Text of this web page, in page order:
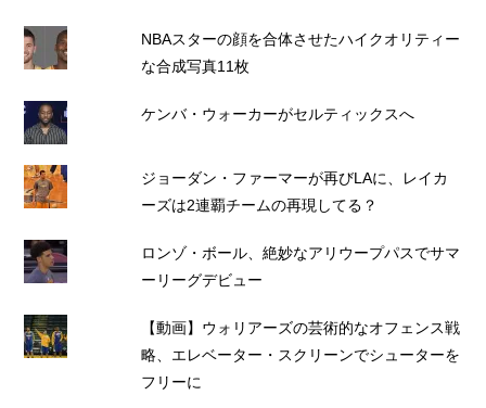
NBAスターの顔を合体させたハイクオリティー
な合成写真11枚
ケンバ・ウォーカーがセルティックスへ
ジョーダン・ファーマーが再びLAに、レイカ
ーズは2連覇チームの再現してる？
ロンゾ・ボール、絶妙なアリウープパスでサマ
ーリーグデビュー
【動画】ウォリアーズの芸術的なオフェンス戦
略、エレベーター・スクリーンでシューターを
フリーに